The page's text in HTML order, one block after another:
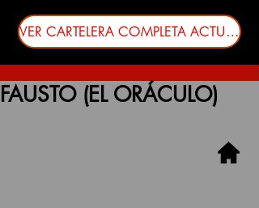
VER CARTELERA COMPLETA ACTUALIZADA
FAUSTO (EL ORÁCULO)